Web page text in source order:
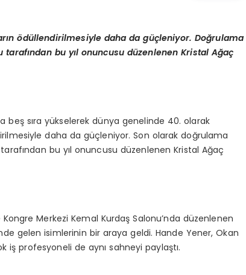
ınödüllendirilmesiyle daha da güçleniyor. Doğrulama
tarafından bu yıl onuncusu düzenlenen Kristal Ağaç
beş sıra yükselerek dünya genelinde 40. olarak
daha da güçleniyor. Son olarak doğrulama
bu yıl onuncusu düzenlenen Kristal Ağaç
Merkezi Kemal Kurdaş Salonu’nda düzenlenen
gelen isimlerinin bir araya geldi. Hande Yener, Okan
iş profesyoneli de aynı sahneyi paylaştı.